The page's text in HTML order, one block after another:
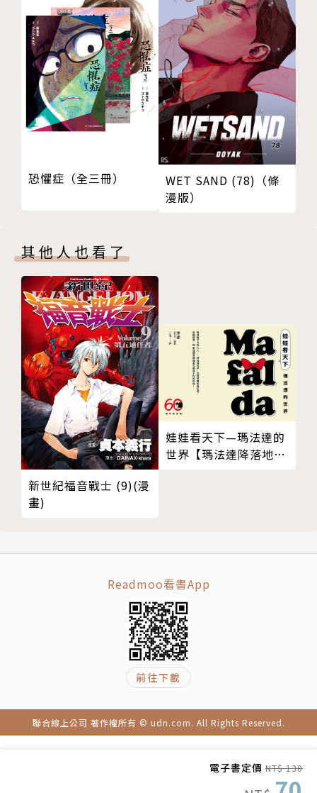
電子書定價 NT$ 130
恐懼症（全三冊）
WET SAND (78)（條
漫版）
其他人也看了
新世紀福音戰士 (9)(漫
畫)
娃娃看天下—瑪法達的
世界【瑪法達降落地球
Readmoo看書App
前往下載
聯合線上公司 著作權所有 © udn.com. All Rights Reserved.